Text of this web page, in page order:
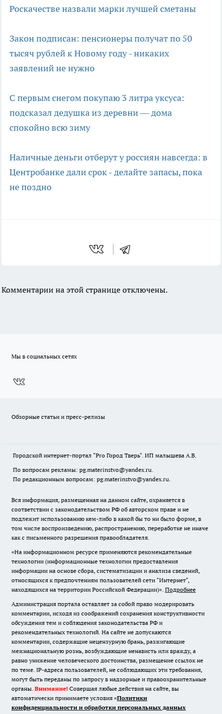
Роскачестве назвали марки лучшей сметаны
Закон подписан: пенсионеры получат по 50
тысяч рублей к Новому году - никаких
заявлений не нужно
С первым снегом покупаю 3 литра уксуса:
подсказал дедушка из деревни — дома
спокойно всю зиму
Наличные деньги отберут у россиян навсегда: в
Центробанке дали срок - делайте запасы, пока
не поздно
Комментарии на этой странице отключены.
Мы в социальных сетях
Обзорные статьи и пресс-релизы
Городской интернет-портал "Pro Город Тверь". ИП малышева А.В.
По вопросам рекламы: pg.materinstvo@yandex.ru.
По редакционным вопросам: pg.materinstvo@yandex.ru.
Вся информация, размещенная на данном сайте, охраняется в
соответствии с законодательством РФ об авторском праве и не
подлежит использованию кем-либо в какой бы то ни было форме, в
том числе воспроизведению, распространению, переработке не иначе
как с письменного разрешения правообладателя.
«На информационном ресурсе применяются рекомендательные
технологии (информационные технологии предоставления
информации на основе сбора, систематизации и анализа сведений,
относящихся к предпочтениям пользователей сети "Интернет",
находящихся на территории Российской Федерации)». Подробнее
Администрация портала оставляет за собой право модерировать
комментарии, исходя из соображений сохранения конструктивности
обсуждения тем и соблюдения законодательства РФ и
рекомендательных технологий. На сайте не допускаются
комментарии, содержащие нецензурную брань, разжигающие
межнациональную рознь, возбуждающие ненависть или вражду, а
равно унижение человеческого достоинства, размещение ссылок не
по теме. IP-адреса пользователей, не соблюдающих эти требования,
могут быть переданы по запросу в надзорные и правоохранительные
органы. Внимание! Совершая любые действия на сайте, вы
автоматически принимаете условия «Политики
конфиденциальности и обработки персональных данных